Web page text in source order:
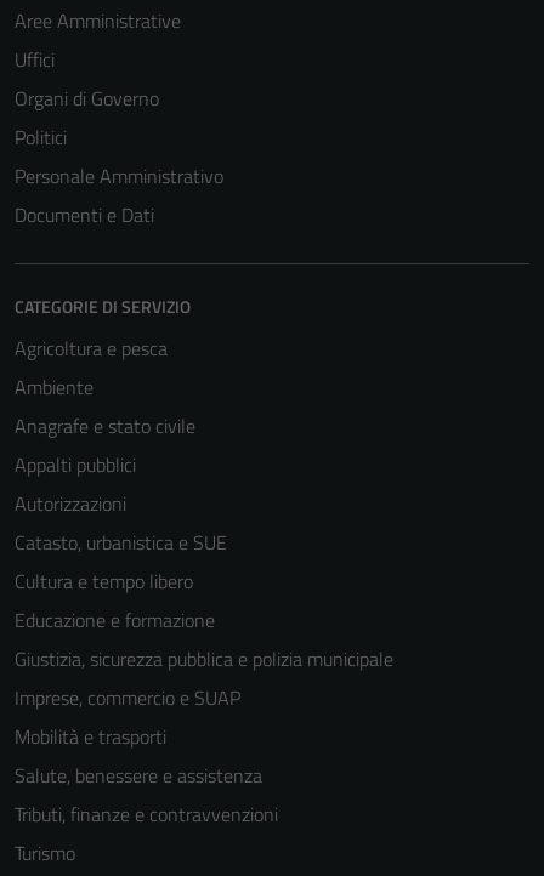
Aree Amministrative
Uffici
Organi di Governo
Politici
Personale Amministrativo
Documenti e Dati
CATEGORIE DI SERVIZIO
Agricoltura e pesca
Ambiente
Anagrafe e stato civile
Appalti pubblici
Autorizzazioni
Catasto, urbanistica e SUE
Cultura e tempo libero
Educazione e formazione
Giustizia, sicurezza pubblica e polizia municipale
Imprese, commercio e SUAP
Mobilità e trasporti
Salute, benessere e assistenza
Tributi, finanze e contravvenzioni
Turismo
essere